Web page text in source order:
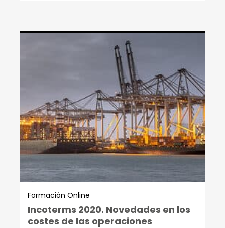
Formación Online
Incoterms 2020. Novedades en los
costes de las operaciones